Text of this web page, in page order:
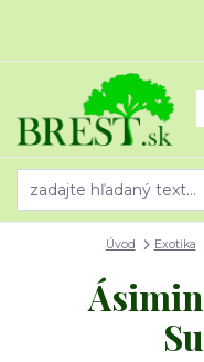
Úvod Exotika